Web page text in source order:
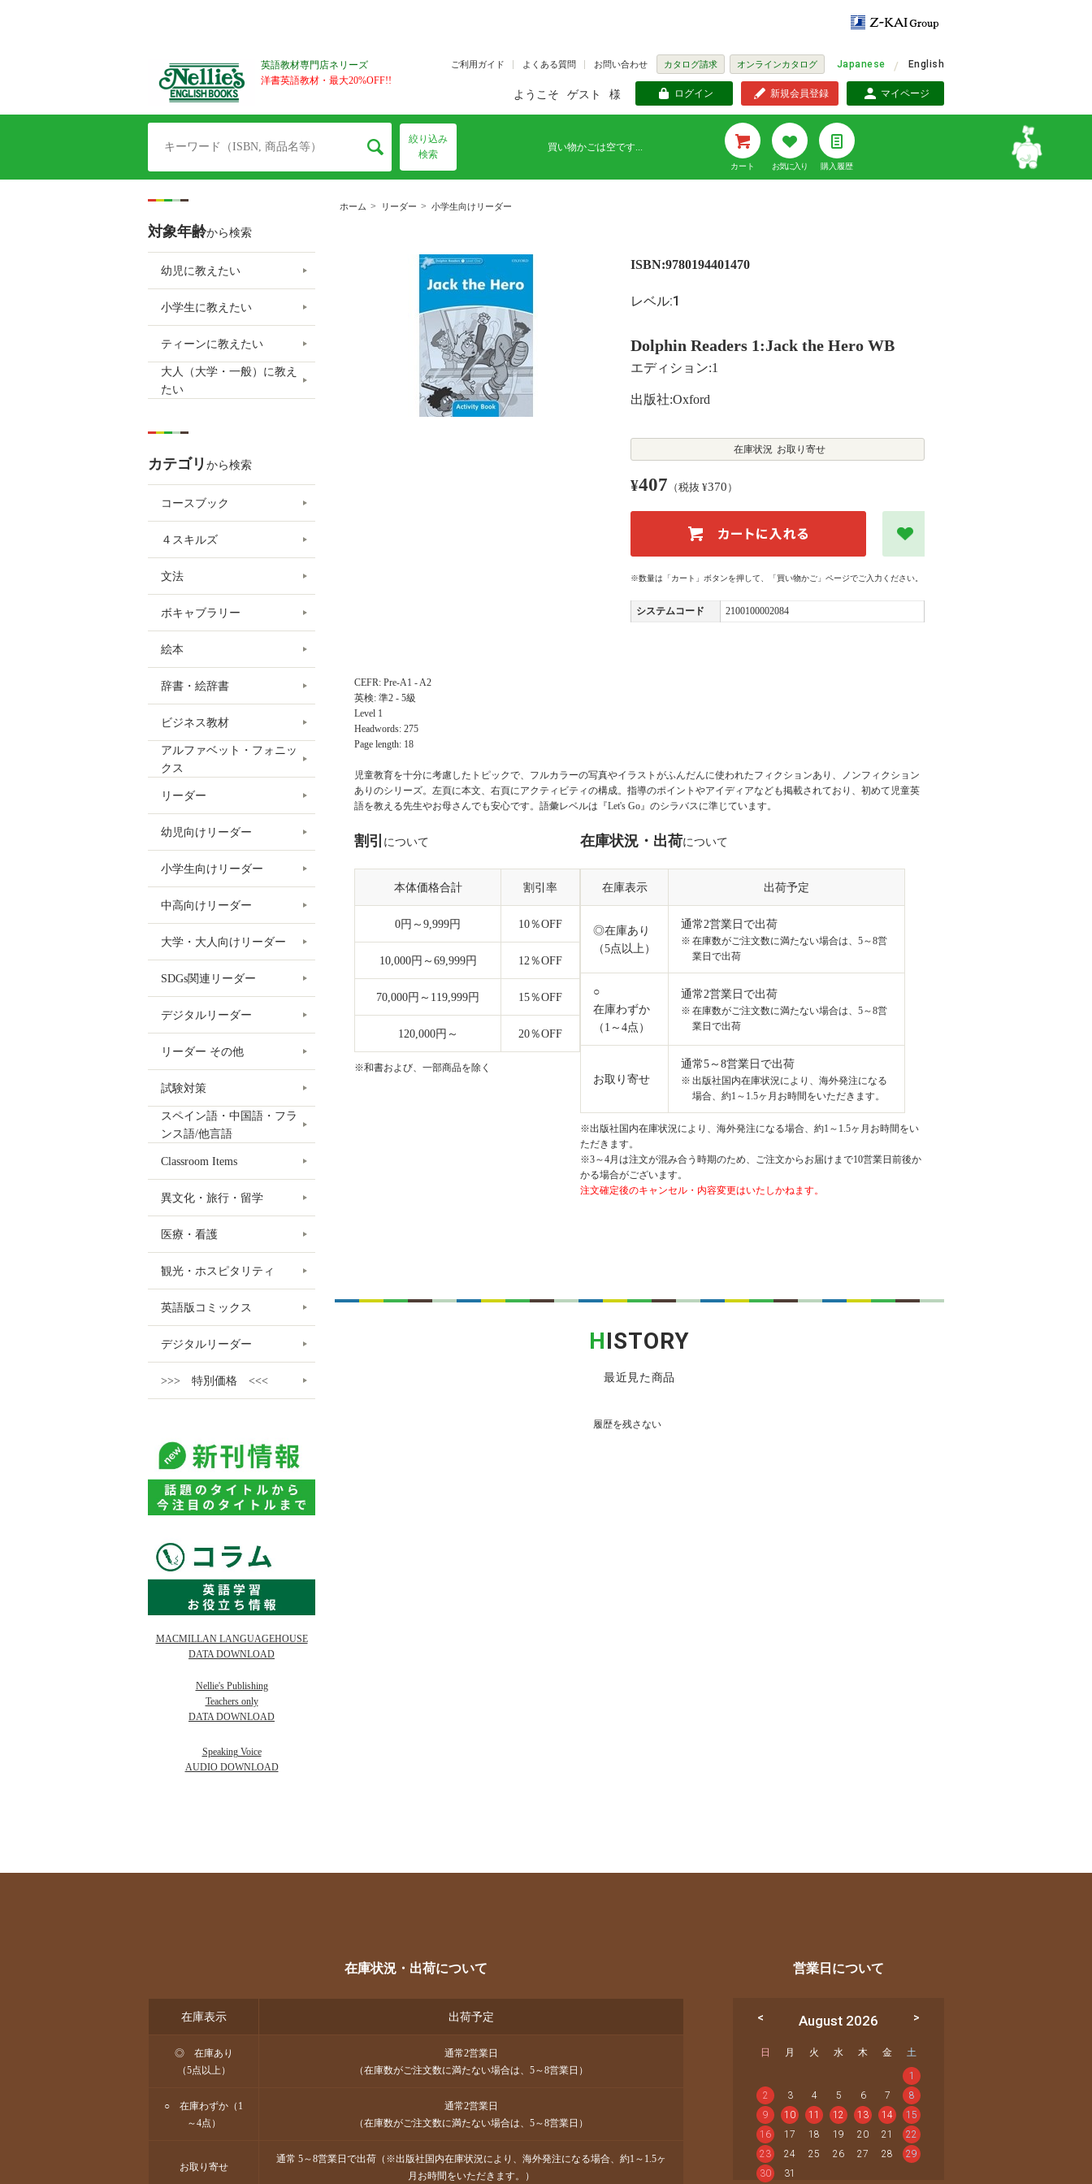
英語教材専門店ネリーズ
洋書英語教材・最大20%OFF!!
ご利用ガイド よくある質問 お問い合わせ カタログ請求 オンラインカタログ Japanese English
ようこそ ゲスト 様 ログイン 新規会員登録 マイページ
絞り込み
検索
買い物かごは空です...
カート お気に入り 購入履歴
ホーム > リーダー > 小学生向けリーダー
ISBN:9780194401470
レベル:1
Dolphin Readers 1:Jack the Hero WB
エディション:1
出版社:Oxford
在庫状況 お取り寄せ
¥407 （税抜 ¥370 ）
※数量は「カート」ボタンを押して、「買い物かご」ページでご入力ください。
システムコード 2100100002084
CEFR: Pre-A1 - A2
英検: 準2 - 5級
Level 1
Headwords: 275
Page length: 18
児童教育を十分に考慮したトピックで、フルカラーの写真やイラストがふんだんに使われたフィクションあり、ノンフィクション
ありのシリーズ。左頁に本文、右頁にアクティビティの構成。指導のポイントやアイディアなども掲載されており、初めて児童英
語を教える先生やお母さんでも安心です。語彙レベルは『Let's Go』のシラバスに準じています。
割引 について
本体価格合計 割引率
0円～9,999円 10％OFF
10,000円～69,999円 12％OFF
70,000円～119,999円 15％OFF
120,000円～ 20％OFF
※和書および、一部商品を除く
在庫状況・出荷について
在庫表示 出荷予定
◎在庫あり
（5点以上）
通常2営業日で出荷
在庫数がご注文数に満たない場合は、5～8営
業日で出荷
○
在庫わずか
（1～4点）
通常2営業日で出荷
在庫数がご注文数に満たない場合は、5～8営
業日で出荷
お取り寄せ
通常5～8営業日で出荷
出版社国内在庫状況により、海外発注になる
場合、約1～1.5ヶ月お時間をいただきます。
※出版社国内在庫状況により、海外発注になる場合、約1～1.5ヶ月お時間をい
ただきます。
※3～4月は注文が混み合う時期のため、ご注文からお届けまで10営業日前後か
かる場合がございます。
注文確定後のキャンセル・内容変更はいたしかねます。
HISTORY
最近見た商品
履歴を残さない
対象年齢から検索
幼児に教えたい
小学生に教えたい
ティーンに教えたい
大人（大学・一般）に教え
たい
カテゴリ から検索
コースブック
４スキルズ
文法
ボキャブラリー
絵本
辞書・絵辞書
ビジネス教材
アルファベット・フォニッ
クス
リーダー
幼児向けリーダー
小学生向けリーダー
中高向けリーダー
大学・大人向けリーダー
SDGs関連リーダー
デジタルリーダー
リーダー その他
試験対策
スペイン語・中国語・フラ
ンス語/他言語
Classroom Items
異文化・旅行・留学
医療・看護
観光・ホスピタリティ
英語版コミックス
デジタルリーダー
>>> 特別価格 <<<
MACMILLAN LANGUAGEHOUSE
DATA DOWNLOAD
Nellie's Publishing
Teachers only
DATA DOWNLOAD
Speaking Voice
AUDIO DOWNLOAD
在庫状況・出荷について
在庫表示 出荷予定
◎ 在庫あり
（5点以上）
通常2営業日
（在庫数がご注文数に満たない場合は、5～8営業日）
○ 在庫わずか（1
～4点）
通常2営業日
（在庫数がご注文数に満たない場合は、5～8営業日）
お取り寄せ
通常 5～8営業日で出荷（※出版社国内在庫状況により、海外発注になる場合、約1～1.5ヶ
月お時間をいただきます。）
営業日について
August 2026
日 月 火 水 木 金 土
1
2
3 4 5 6 7
8
9
10 11 12 13 14
15
16
17 18 19 20 21
22
23
24 25 26 27 28
29
30
31